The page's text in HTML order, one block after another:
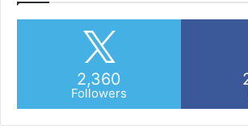
2,360
Followers